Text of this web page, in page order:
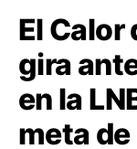
El Calor
gira
en la
meta